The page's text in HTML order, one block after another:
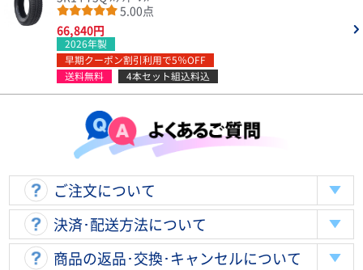
5.00点
66,840円
2026年製
早期クーポン割引利用で5％OFF
送料無料
4本セット組込料込
ご注文について
決済･配送方法について
商品の返品･交換･キャンセルについて